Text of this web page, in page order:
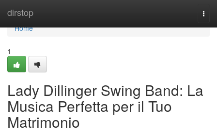
dirstop
Home
Home
1
Lady Dillinger Swing Band: La
Musica Perfetta per il Tuo
Matrimonio